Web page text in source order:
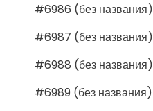
#6986 (без названия)
#6987 (без названия)
#6988 (без названия)
#6989 (без названия)